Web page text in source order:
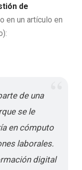
de
en un artículo en
de una
se le
en cómputo
laborales.
digital